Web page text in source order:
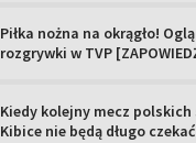
Piłka nożna na okrągło!
rozgrywki w TVP
Kiedy kolejny mecz
Kibice nie będą długo czekać